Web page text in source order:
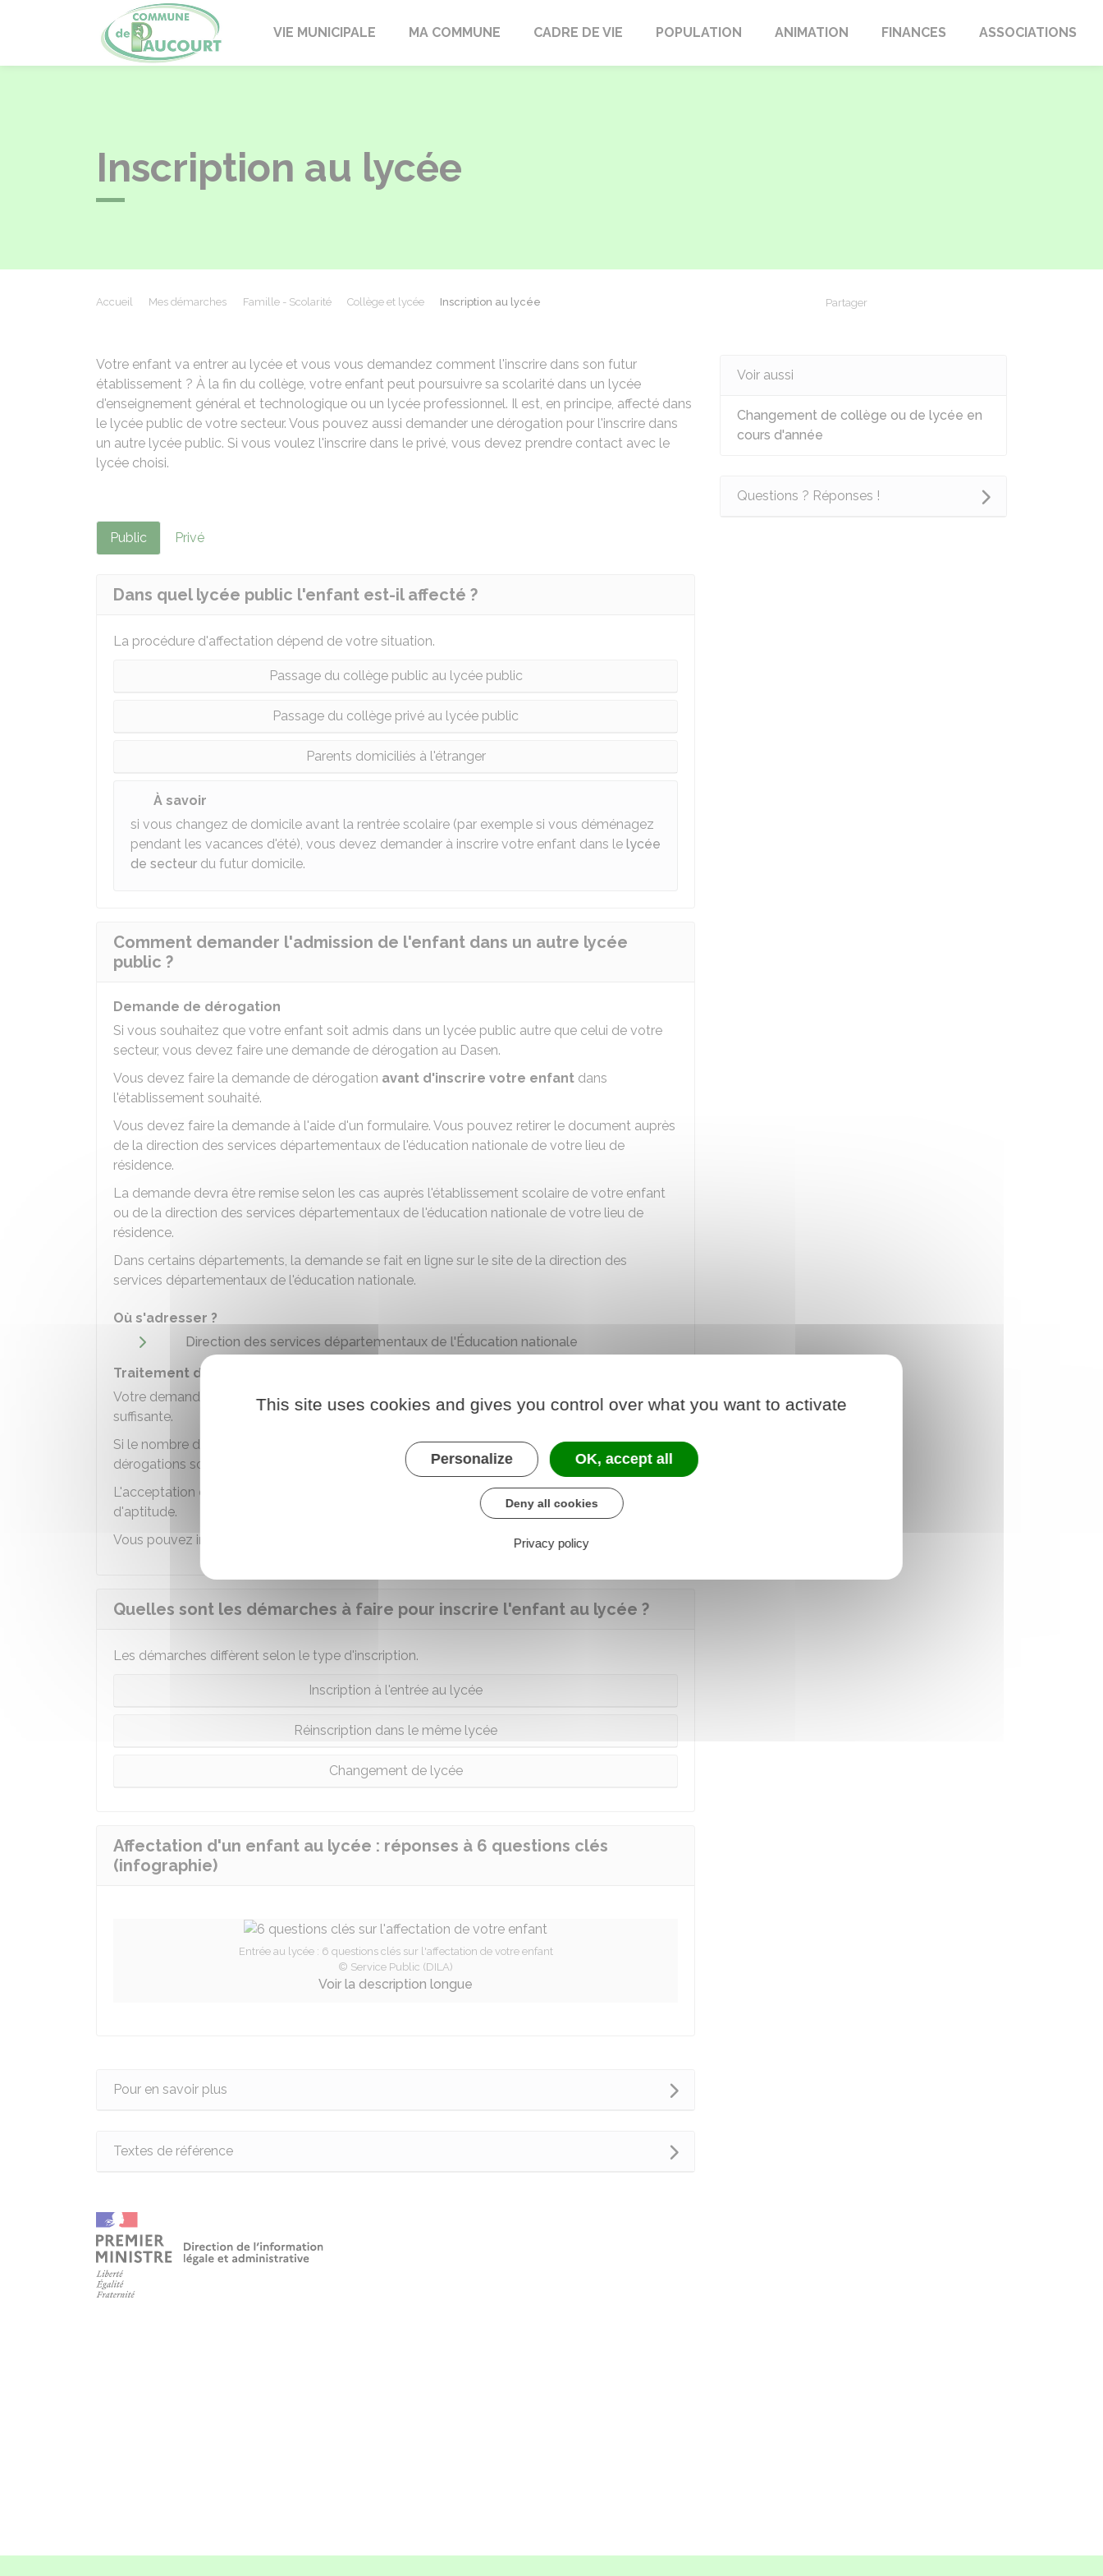
PaucourtVIE MUNICIPALE MA COMMUNE CADRE DE VIE POPULATION ANIMATION FINANCES ASSOCIATIONS
Inscription au lycée
Accueil Mes démarches Famille - Scolarité Collège et lycée Inscription au lycée Partager
Votre enfant va entrer au lycée et vous vous demandez comment l'inscrire dans son futur
établissement ? À la fin du collège, votre enfant peut poursuivre sa scolarité dans un lycée
d'enseignement général et technologique ou un lycée professionnel. Il est, en principe, affecté dans
le lycée public de votre secteur. Vous pouvez aussi demander une dérogation pour l'inscrire dans
un autre lycée public. Si vous voulez l'inscrire dans le privé, vous devez prendre contact avec le
lycée choisi.
Public Privé
Dans quel lycée public l'enfant est-il affecté ?
La procédure d'affectation dépend de votre situation.
Passage du collège public au lycée public
Passage du collège privé au lycée public
Parents domiciliés à l'étranger
À savoir
si vous changez de domicile avant la rentrée scolaire (par exemple si vous déménagez
pendant les vacances d'été), vous devez demander à inscrire votre enfant dans le lycée
de secteur du futur domicile.
Comment demander l'admission de l'enfant dans un autre lycée
public ?
Demande de dérogation
Si vous souhaitez que votre enfant soit admis dans un lycée public autre que celui de votre
secteur, vous devez faire une demande de dérogation au Dasen.
Vous devez faire la demande de dérogation avant d'inscrire votre enfant dans
l'établissement souhaité.
Vous devez faire la demande à l'aide d'un formulaire. Vous pouvez retirer le document auprès
de la direction des services départementaux de l'éducation nationale de votre lieu de
résidence.
La demande devra être remise selon les cas auprès l'établissement scolaire de votre enfant
ou de la direction des services départementaux de l'éducation nationale de votre lieu de
résidence.
Dans certains départements, la demande se fait en ligne sur le site de la direction des
services départementaux de l'éducation nationale.
Où s'adresser ?
Direction des services départementaux de l'Éducation nationale
Traitement de la demande de dérogation
Votre demande sera acceptée si l'établissement souhaité dispose d'une capacité d'accueil
suffisante.
Si le nombre de demandes dépasse les capacités d'accueil d'un établissement, les
dérogations sont accordées selon l'ordre de priorité indicatif suivant :
L'acceptation de la dérogation peut également dépendre de la réussite à des tests
d'aptitude.
Vous pouvez indiquer plusieurs motifs simultanément dans la demande de dérogation.
Quelles sont les démarches à faire pour inscrire l'enfant au lycée ?
Les démarches diffèrent selon le type d'inscription.
Inscription à l'entrée au lycée
Réinscription dans le même lycée
Changement de lycée
Affectation d'un enfant au lycée : réponses à 6 questions clés
(infographie)
Entrée au lycée : 6 questions clés sur l'affectation de votre enfant
© Service Public (DILA)
Voir la description longue
Pour en savoir plus
Textes de référence
Voir aussi
Changement de collège ou de lycée en
cours d'année
Questions ? Réponses !
This site uses cookies and gives you control over what you want to activate
Personalize OK, accept all
Deny all cookies
Privacy policy